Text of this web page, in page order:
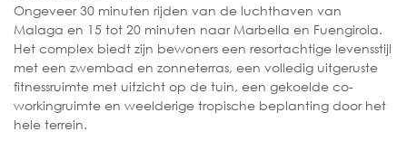
Ongeveer 30 minuten rijden van de luchthaven van
Malaga en 15 tot 20 minuten naar Marbella en Fuengirola.
Het complex biedt zijn bewoners een resortachtige levensstijl
met een zwembad en zonneterras, een volledig uitgeruste
fitnessruimte met uitzicht op de tuin, een gekoelde co-
workingruimte en weelderige tropische beplanting door het
hele terrein.